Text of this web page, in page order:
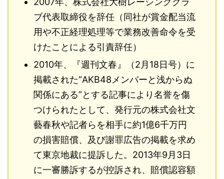
ブ代表取締役を辞任（同社が賞金配当流
用や不正経理処理等で業務改善命令を受
けたことによる引責辞任）
2010年、『週刊文春』（2月18日号）に
掲載された“AKB48メンバーと浅からぬ
関係にある”とする記事により名誉を傷
つけられたとして、発行元の株式会社文
藝春秋や記者らを相手に約1億6千万円
の損害賠償、及び謝罪広告の掲載を求め
て東京地裁に提訴した。2013年9月3日
に一審勝訴するが控訴され、賠償認容額